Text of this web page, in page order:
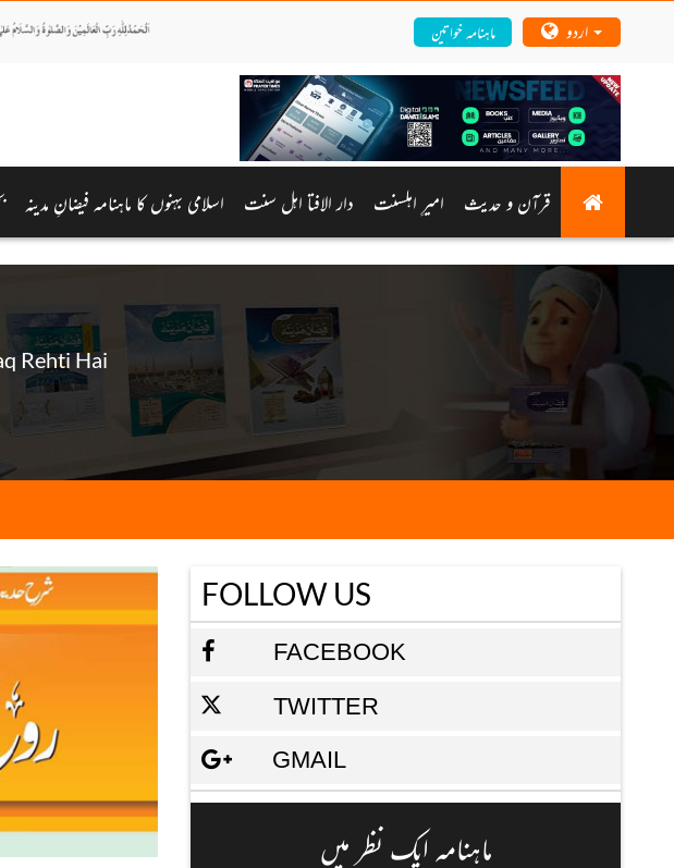
ماہنامہ خواتین
قرآن و حدیث امیرِ اہلسنت دار الافتا اہل سنت اسلامی بہنوں کا ماہنامہ فیضانِ مدینہ
Rehti Hai
FOLLOW US
FACEBOOK
TWITTER
GMAIL
ماہنامہ ایک نظر میں